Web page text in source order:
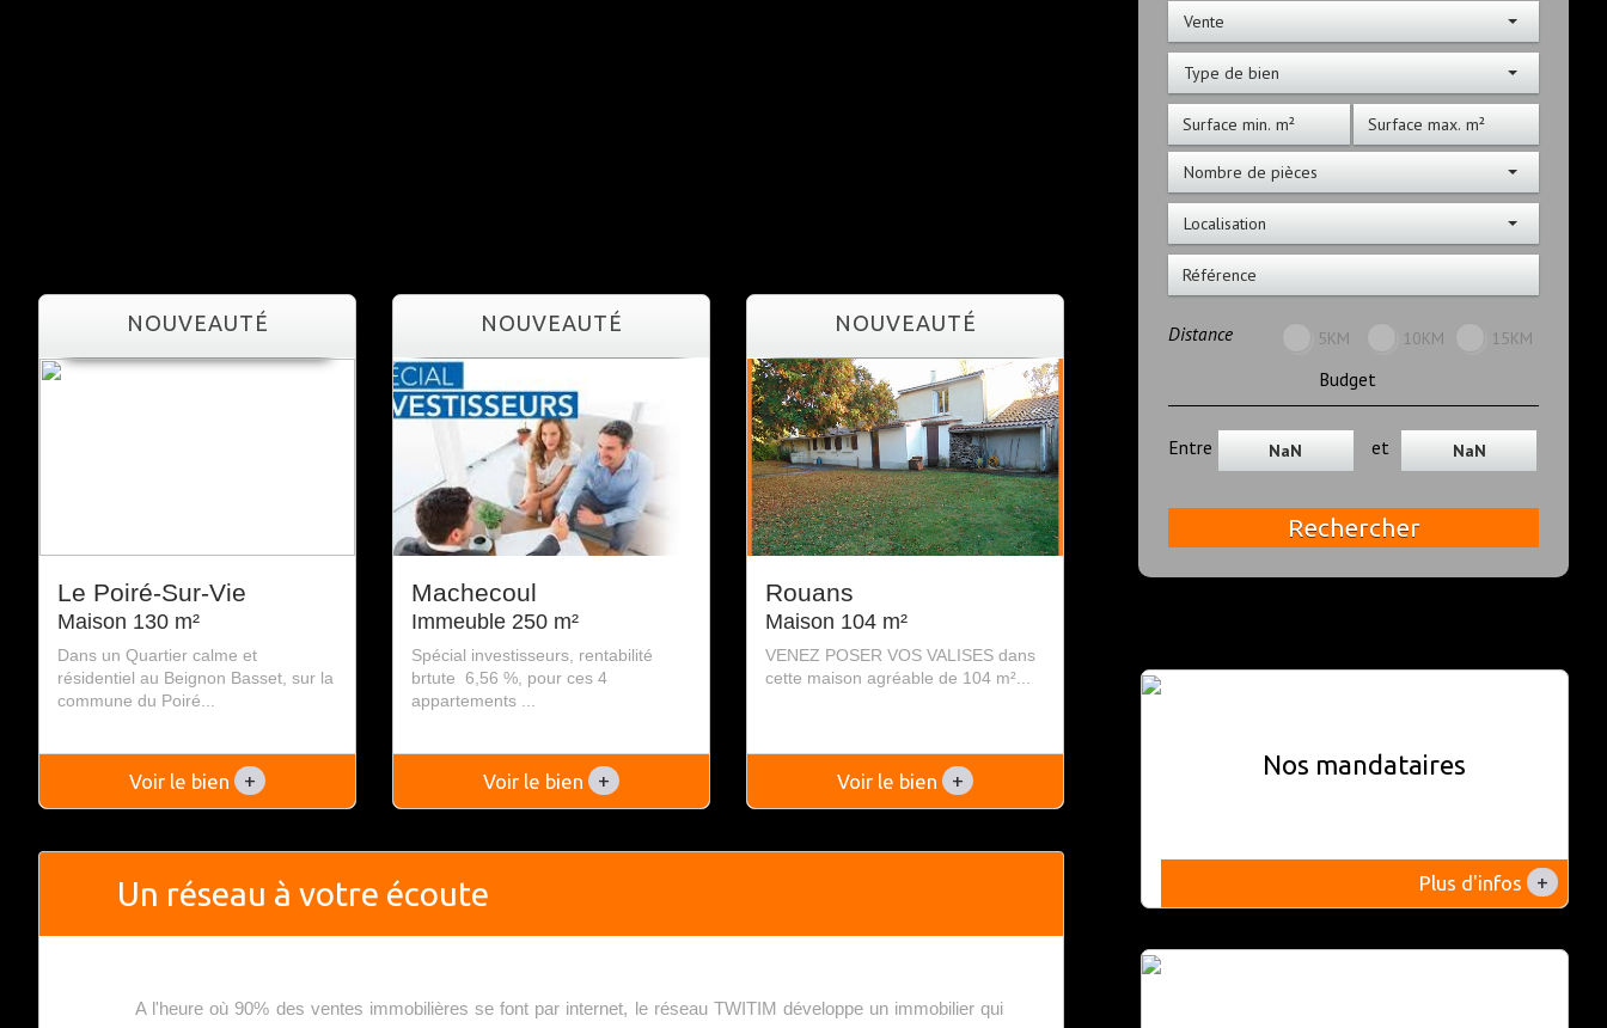
Vente
Type de bien
Nombre de pièces
Localisation
Distance 5KM 10KM 15KM
Budget
Entre et
Rechercher
NOUVEAUTÉ
Le Poiré-Sur-Vie
Maison 130 m²
Dans un Quartier calme et
résidentiel au Beignon Basset, sur la
commune du Poiré...
Voir le bien +
NOUVEAUTÉ
Machecoul
Immeuble 250 m²
Spécial investisseurs, rentabilité
brtute 6,56 %, pour ces 4
appartements ...
Voir le bien +
NOUVEAUTÉ
Rouans
Maison 104 m²
VENEZ POSER VOS VALISES dans
cette maison agréable de 104 m²...
Voir le bien +
Un réseau à votre écoute
A l'heure où 90% des ventes immobilières se font par internet, le réseau TWITIM développe un immobilier qui
Nos mandataires
Plus d'infos +